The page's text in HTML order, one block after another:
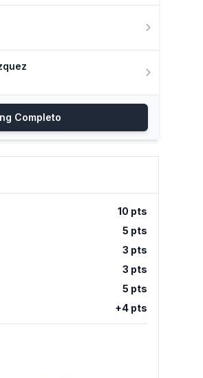
Completo
10 pts
5 pts
3 pts
3 pts
5 pts
+4 pts